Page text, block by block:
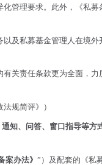
管理要求。此外，《私
及私募基金管理人在境
关责任条款更为全面，
规简评》 ）
知、问答、窗口指导等
案办法》 ”）及配套的《私